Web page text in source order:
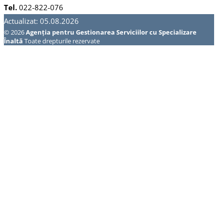
Tel. 022-822-076
Actualizat: 05.08.2026
© 2026Agenția pentru Gestionarea Serviciilor cu Specializare
Înaltă Toate drepturile rezervate